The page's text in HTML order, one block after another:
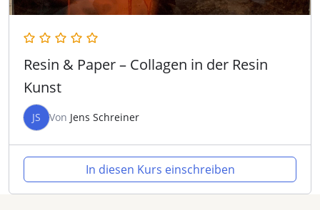
Resin & Paper – Collagen in der Resin
Kunst
JS Von Jens Schreiner
In diesen Kurs einschreiben